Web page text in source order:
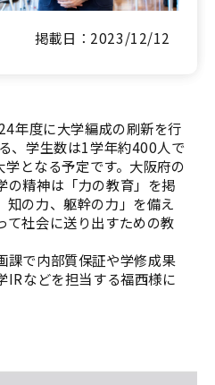
掲載日：2023/12/12
年度に大学編成の刷新を行
、学生数は1学年約400人で
となる予定です。大阪府の
の精神は「力の教育」を掲
知の力、躯幹の力」を備え
て社会に送り出すための教
課で内部質保証や学修成果
IRなどを担当する福西様に